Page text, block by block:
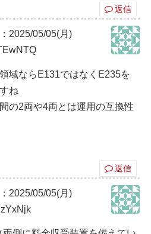
返信
2025/05/05(月)
域ならE131ではなくE235を
ね
の2両や4両とは運用の互換性
返信
2025/05/05(月)